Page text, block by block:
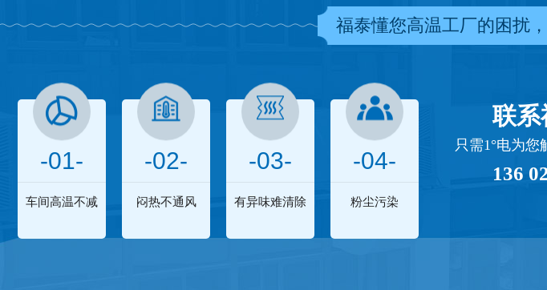
福泰懂您高温工厂的困扰
-01-
车间高温不减
-02-
闷热不通风
-03-
有异味难清除
-04-
粉尘污染
联系
只需1°电为您
136